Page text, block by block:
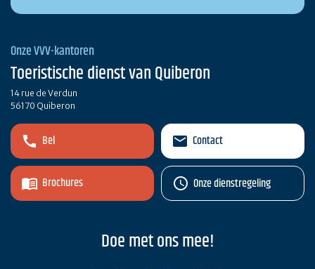
Onze VVV-kantoren
Toeristische dienst van Quiberon
14 rue de Verdun
56170 Quiberon
Bel
Brochures
Contact
Onze dienstregeling
Doe met ons mee!